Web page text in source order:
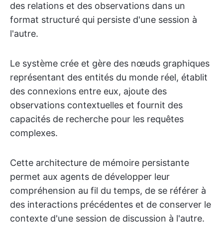
des relations et des observations dans un
format structuré qui persiste d'une session à
l'autre.
Le système crée et gère des nœuds graphiques
représentant des entités du monde réel, établit
des connexions entre eux, ajoute des
observations contextuelles et fournit des
capacités de recherche pour les requêtes
complexes.
Cette architecture de mémoire persistante
permet aux agents de développer leur
compréhension au fil du temps, de se référer à
des interactions précédentes et de conserver le
contexte d'une session de discussion à l'autre.